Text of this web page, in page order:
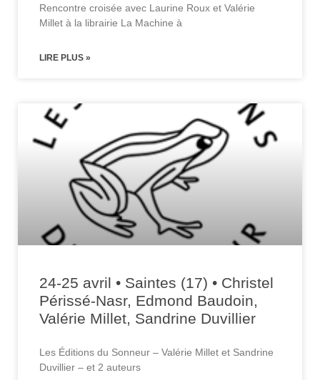
Rencontre croisée avec Laurine Roux et Valérie
Millet à la librairie La Machine à
LIRE PLUS »
24-25 avril • Saintes (17) • Christel
Périssé-Nasr, Edmond Baudoin,
Valérie Millet, Sandrine Duvillier
Les Éditions du Sonneur – Valérie Millet et Sandrine
Duvillier – et 2 auteurs